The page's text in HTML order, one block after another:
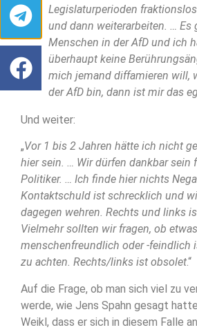
Legislaturperioden
und dann weiterarbeiten. … Es
Menschen in der AfD und ich
überhaupt keine
mich jemand diffamieren will,
der AfD bin, dann ist mir das
Und weiter:
„Vor 1 bis 2 Jahren hätte ich nicht
hier sein. … Wir dürfen dankbar sein
Politiker. … Ich finde hier nichts
Kontaktschuld ist schrecklich und
dagegen wehren. Rechts und links
Vielmehr sollten wir fragen, ob etwas
menschenfreundlich oder -feindlich
zu achten. Rechts/links ist obsolet.“
Auf die Frage, ob man sich viel zu
werde, wie Jens Spahn gesagt
Weikl, dass er sich in diesem Falle